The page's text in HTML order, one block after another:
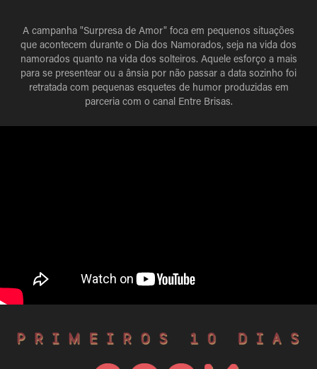
A campanha "Surpresa de Amor" foca em pequenos situações
que acontecem durante o Dia dos Namorados, seja na vida dos
namorados quanto na vida dos solteiros. Aquele esforço a mais
para se presentear ou a ânsia por não passar a data sozinho foi
retratada com pequenas esquetes de humor produzidas em
parceria com o canal Entre Brisas.